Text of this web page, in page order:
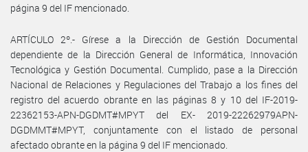
página 9 del IF mencionado.
ARTÍCULO 2º.- Gírese a la Dirección de Gestión Documental
dependiente de la Dirección General de Informática, Innovación
Tecnológica y Gestión Documental. Cumplido, pase a la Dirección
Nacional de Relaciones y Regulaciones del Trabajo a los fines del
registro del acuerdo obrante en las páginas 8 y 10 del IF-2019-
22362153-APN-DGDMT#MPYT del EX- 2019-22262979APN-
DGDMMT#MPYT, conjuntamente con el listado de personal
afectado obrante en la página 9 del IF mencionado.